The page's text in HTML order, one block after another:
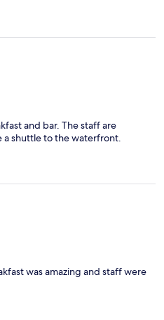
and bar. The staff are
a shuttle to the waterfront.
was amazing and staff were